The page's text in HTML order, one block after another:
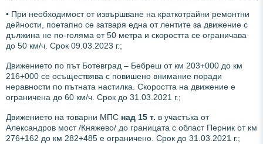
• При необходимост от извършване на краткотрайни ремонтни
дейности, поетапно се затваря една от лентите за движение с
дължина не по-голяма от 50 метра и скоростта се ограничава
до 50 км/ч. Срок 09.03.2023 г.;
Движението по път Ботевград – Бебреш от км 203+000 до км
216+000 се осъществява с повишено внимание поради
неравности по пътната настилка. Скоростта на движение е
ограничена до 60 км/ч. Срок до 31.03.2021 г.;
Движението на товарни МПС над 15 т. в участъка от
Александров мост /Княжево/ до границата с област Перник от км
276+162 до км 282+485 е ограничено. Срок до 31.03.2021 г.;